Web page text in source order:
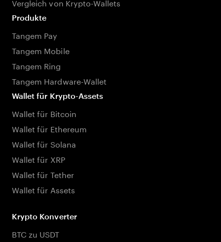
Produkte
Tangem Pay
Tangem Mobile
Tangem Ring
Tangem Hardware-Wallet
Wallet für Krypto-Assets
Wallet für Bitcoin
Wallet für Ethereum
Wallet für Solana
Wallet für XRP
Wallet für Tether
Wallet für Assets
Krypto Konverter
BTC zu USDT